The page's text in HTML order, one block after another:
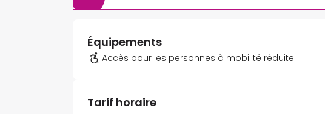
Équipements
Accès pour les personnes à mobilité réduite
Tarif horaire